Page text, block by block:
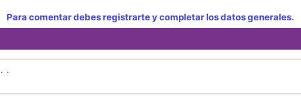
Para comentar debes registrarte y completar los datos generales.